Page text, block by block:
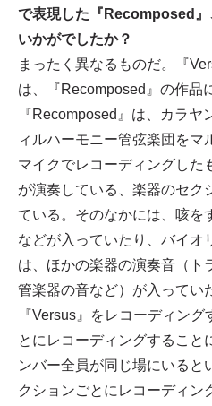
で表現した『Recomposed
いかがでしたか？
まったく異なるものだ。『
は、『Recomposed』の作品
『Recomposed』は、カラヤ
ィルハーモニー管弦楽団をマ
マイクでレコーディングした
が演奏している、楽器のセク
ている。そのなかには、咳を
などが入っていたり、バイオ
は、ほかの楽器の演奏音（ト
管楽器の音など）が入ってい
『Versus』をレコーディン
とにレコーディングすること
ンバー全員が同じ場にいると
クションごとにレコーディン